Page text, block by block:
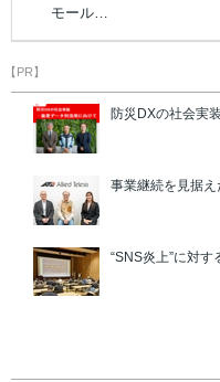
モール…
【PR】
防災DXの社会実
事業継続を見据
“SNS炎上”に対